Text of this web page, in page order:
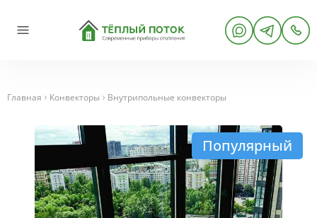
Главная Конвекторы Внутрипольные конвекторы
Популярный